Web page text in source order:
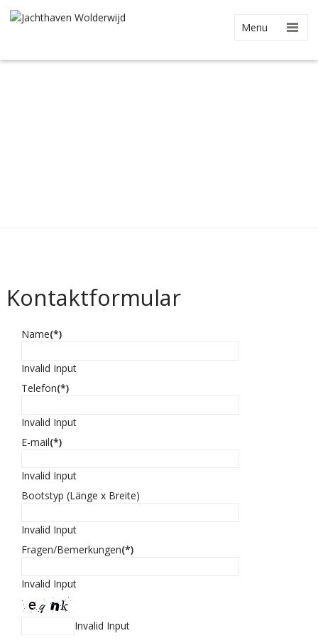
Menu
Kontaktformular
Name(*)
Invalid Input
Telefon(*)
Invalid Input
E-mail(*)
Invalid Input
Bootstyp (Länge x Breite)
Invalid Input
Fragen/Bemerkungen(*)
Invalid Input
Invalid Input